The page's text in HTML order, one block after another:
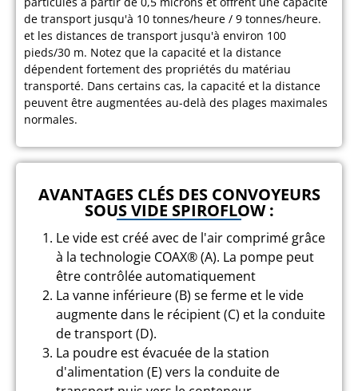
de transport jusqu'à 10 tonnes/heure / 9 tonnes/heure.
et les distances de transport jusqu'à environ 100
pieds/30 m. Notez que la capacité et la distance
dépendent fortement des propriétés du matériau
transporté. Dans certains cas, la capacité et la distance
peuvent être augmentées au-delà des plages maximales
normales.
AVANTAGES CLÉS DES CONVOYEURS
SOUS VIDE SPIROFLOW :
Le vide est créé avec de l'air comprimé grâce
à la technologie COAX® (A). La pompe peut
être contrôlée automatiquement
La vanne inférieure (B) se ferme et le vide
augmente dans le récipient (C) et la conduite
de transport (D).
La poudre est évacuée de la station
d'alimentation (E) vers la conduite de